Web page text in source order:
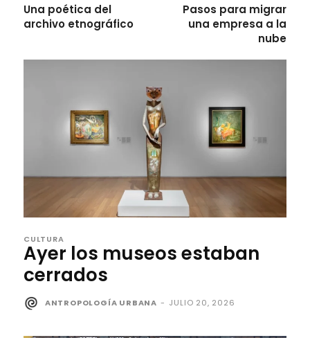
Una poética del
archivo etnográfico
Pasos para migrar
una empresa a la
nube
CULTURA
Ayer los museos estaban
cerrados
ANTROPOLOGÍA URBANA - JULIO 20, 2026